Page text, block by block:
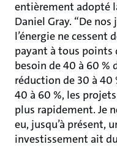
entièrement adopté
Daniel Gray. “De
l’énergie ne cessent
payant à tous points
besoin de 40 à 60 %
réduction de 30 à 40
40 à 60 %, les
plus rapidement. Je
eu, jusqu’à présent,
investissement ait